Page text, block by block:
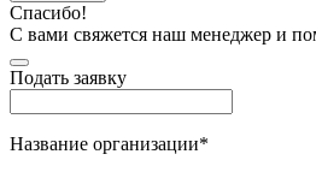
Спасибо!
С вами свяжется наш менеджер и
Подать заявку
Название организации*